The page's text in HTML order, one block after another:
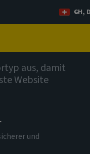
CH,
aus, damit
Website
und